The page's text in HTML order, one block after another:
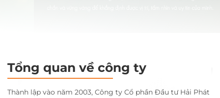
Tổng quan về công ty
Thành lập vào năm 2003, Công ty Cổ phần Đầu tư Hải Phát